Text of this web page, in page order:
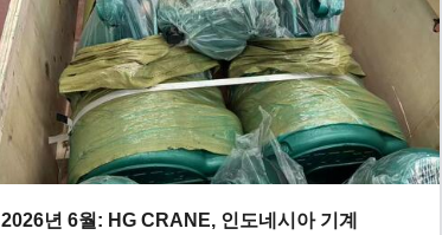
2026년 6월: HG CRANE, 인도네시아 기계